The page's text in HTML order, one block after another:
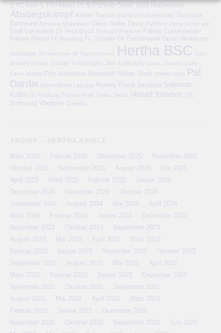
1. FC Köln 1. FSV Mainz 05 6-Punkte-Spiel 1899 Hoffenheim
Abstiegskampf Adrian Ramos Bayer 04 Leverkusen
Borussia
Dortmund
Borussia M'gladbach Davie Selke Deniz Aytekin Derry Scherhant
Dodi Lukebakio Dr. Felix Brych Eintracht Frankfurt Fabian Lustenberger
Fabian Reese FC Augsburg FC Schalke 04 Geisterspiel Guido Winkmann
Hamburger SV Hannover 96 Harm Osmers Hertha BSC
John
Anthony Brooks
Jordan Torunarigha Jos Luhukay Lucas Tousart Lucien
Favre
Marco Fritz Maximilian Mittelstädt Niklas Stark Ondrej Duda Pal
Dardai Pierre-Michel Lasogga Ronny Rune Jarstein Salomon
Kalou SC Freiburg Thomas Kraft Tobias Stieler Vedad Ibisevic
VfL
Wolfsburg
Vladimir Darida
März 2026 Februar 2026 Dezember 2025
November 2025
Oktober 2025
September 2025 August 2025
Mai 2025
April 2025
März 2025 Februar 2025
Januar 2025
Dezember 2024
November 2024
Oktober 2024
September 2024
August 2024 Mai 2024
April 2024
März 2024
Februar 2024 Januar 2024
Dezember 2023
November 2023
Oktober 2023
September 2023
August 2023
Mai 2023 April 2023
März 2023
Februar 2023
Januar 2023 November 2022
Oktober 2022
September 2022
August 2022 Mai 2022
April 2022
März 2022
Februar 2022 Januar 2022
Dezember 2021
November 2021
Oktober 2021
September 2021
August 2021
Mai 2021 April 2021
März 2021
Februar 2021
Januar 2021
Dezember 2020
November 2020
Oktober 2020 September 2020
Juni 2020